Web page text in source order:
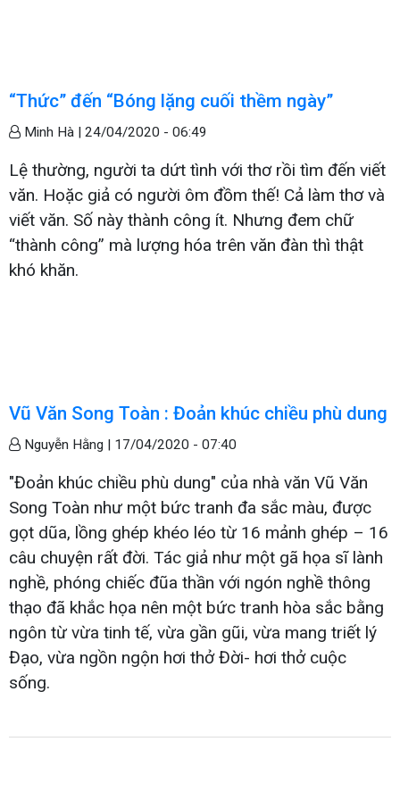
“Thức” đến “Bóng lặng cuối thềm ngày”
Minh Hà | 24/04/2020 - 06:49
Lệ thường, người ta dứt tình với thơ rồi tìm đến viết
văn. Hoặc giả có người ôm đồm thế! Cả làm thơ và
viết văn. Số này thành công ít. Nhưng đem chữ
“thành công” mà lượng hóa trên văn đàn thì thật
khó khăn.
Vũ Văn Song Toàn : Đoản khúc chiều phù dung
Nguyễn Hằng | 17/04/2020 - 07:40
"Đoản khúc chiều phù dung" của nhà văn Vũ Văn
Song Toàn như một bức tranh đa sắc màu, được
gọt dũa, lồng ghép khéo léo từ 16 mảnh ghép – 16
câu chuyện rất đời. Tác giả như một gã họa sĩ lành
nghề, phóng chiếc đũa thần với ngón nghề thông
thạo đã khắc họa nên một bức tranh hòa sắc bằng
ngôn từ vừa tinh tế, vừa gần gũi, vừa mang triết lý
Đạo, vừa ngồn ngộn hơi thở Đời- hơi thở cuộc
sống.